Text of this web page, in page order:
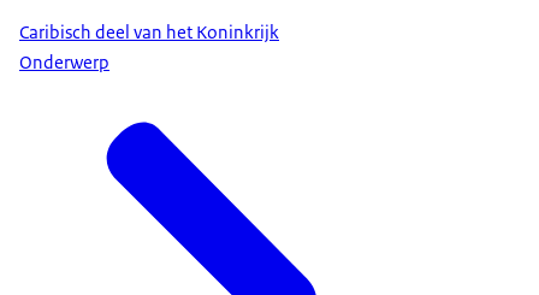
Caribisch deel van het Koninkrijk
Onderwerp